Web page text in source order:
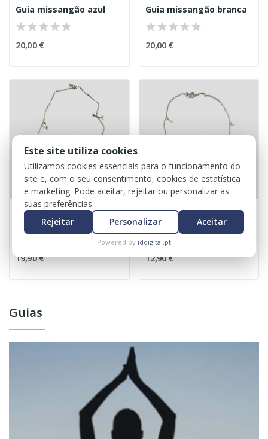
Guias
Guia missangão azul
20,00 €
Guia missangão branca
20,00 €
Guia aço 7 linhas exu
19,90 € 12,90 €
Este site utiliza cookies
Utilizamos cookies essenciais para o funcionamento do
site e, com o seu consentimento, cookies de estatística
e marketing. Pode aceitar, rejeitar ou personalizar as
suas preferências.
Rejeitar
Personalizar Aceitar
Powered by iddigital.pt